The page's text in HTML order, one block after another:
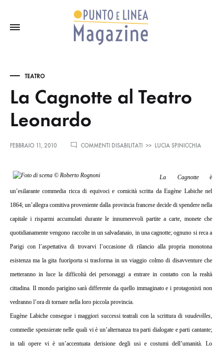
TEATRO
La Cagnotte al Teatro
Leonardo
FEBBRAIO 11, 2010 COMMENTI DISABILITATI
SU
TEATRO
LEONARDO
>> LUCIA SPINICCHIA
La Cagnotteè
un’esilarante commedia ricca di equivoci e comicità scritta da Eugène Labiche nel
1864; un’allegra comitiva proveniente dalla provincia francese decide di spendere nella
capitale i risparmi accumulati durante le innumerevoli partite a carte, monete che
quotidianamente vengono raccolte in un salvadanaio, in una cagnotte; ognuno si reca a
Parigi con l’aspettativa di trovarvi l’occasione di rilancio alla propria monotona
esistenza ma la gita fuoriporta si trasforma in un viaggio colmo di disavventure che
metteranno in luce la difficoltà dei personaggi a entrare in contatto con la realtà
cittadina. Il mondo parigino sarà differente da quello immaginato e i protagonisti non
vedranno l’ora di tornare nella loro piccola provincia.
Eugène Labiche consegue i maggiori successi teatrali con la scrittura di vaudevilles,
commedie spensierate nelle quali vi è un’alternanza tra parti dialogate e parti cantante;
in tali opere vi è un’accentuata derisione degli usi e costumi dell’umanità. Lo